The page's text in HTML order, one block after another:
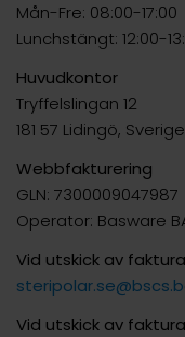
Mån-Fre: 08:00-17:00
Lunchstängt: 12:00-
Huvudkontor
Tryffelslingan 12
181 57 Lidingö, Sverige
Webbfakturering
GLN: 7300009047987
Operator: Basware
Vid utskick av
Vid utskick av